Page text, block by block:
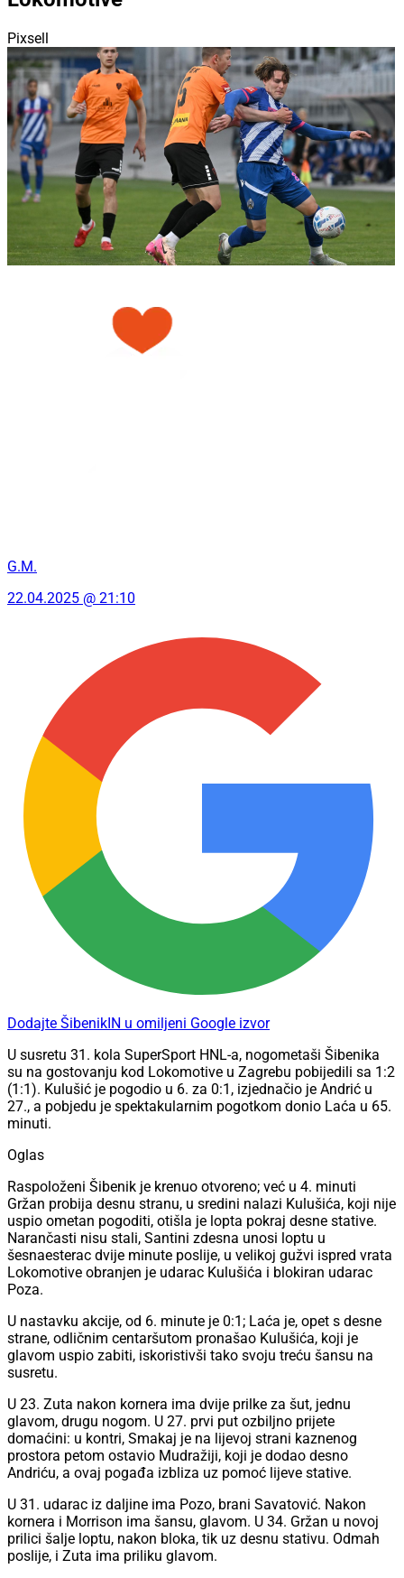
Pixsell
G.M.
22.04.2025 @ 21:10
Dodajte ŠibenikIN u omiljeni Google izvor
U susretu 31. kola SuperSport HNL-a, nogometaši Šibenika
su na gostovanju kod Lokomotive u Zagrebu pobijedili sa 1:2
(1:1). Kulušić je pogodio u 6. za 0:1, izjednačio je Andrić u
27., a pobjedu je spektakularnim pogotkom donio Laća u 65.
minuti.
Oglas
Raspoloženi Šibenik je krenuo otvoreno; već u 4. minuti
Gržan probija desnu stranu, u sredini nalazi Kulušića, koji nije
uspio ometan pogoditi, otišla je lopta pokraj desne stative.
Narančasti nisu stali, Santini zdesna unosi loptu u
šesnaesterac dvije minute poslije, u velikoj gužvi ispred vrata
Lokomotive obranjen je udarac Kulušića i blokiran udarac
Poza.
U nastavku akcije, od 6. minute je 0:1; Laća je, opet s desne
strane, odličnim centaršutom pronašao Kulušića, koji je
glavom uspio zabiti, iskoristivši tako svoju treću šansu na
susretu.
U 23. Zuta nakon kornera ima dvije prilke za šut, jednu
glavom, drugu nogom. U 27. prvi put ozbiljno prijete
domaćini: u kontri, Smakaj je na lijevoj strani kaznenog
prostora petom ostavio Mudražiji, koji je dodao desno
Andriću, a ovaj pogađa izbliza uz pomoć lijeve stative.
U 31. udarac iz daljine ima Pozo, brani Savatović. Nakon
kornera i Morrison ima šansu, glavom. U 34. Gržan u novoj
prilici šalje loptu, nakon bloka, tik uz desnu stativu. Odmah
poslije, i Zuta ima priliku glavom.